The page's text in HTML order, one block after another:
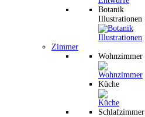
Botanik
Illustrationen
Zimmer
Wohnzimmer
Küche
Schlafzimmer